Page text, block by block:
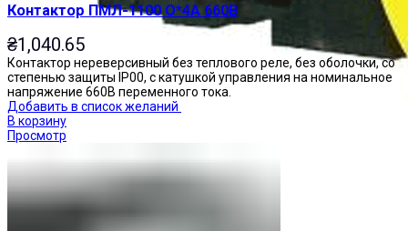
Контактор ПМЛ-1100 О*4А 660В
₴1,040.65
Контактор нереверсивный без теплового реле, без оболочки, со
степенью защиты IP00, с катушкой управления на номинальное
напряжение 660В переменного тока.
Добавить в список желаний
В корзину
Просмотр